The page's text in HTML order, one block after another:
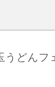
どんフ